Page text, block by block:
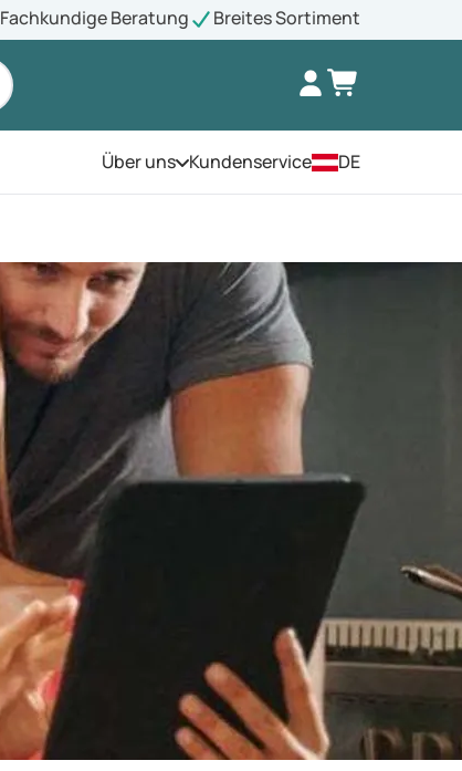
Fachkundige Beratung Breites Sortiment
Über unsÖffnen Sie das Menü
Kundenservice DE